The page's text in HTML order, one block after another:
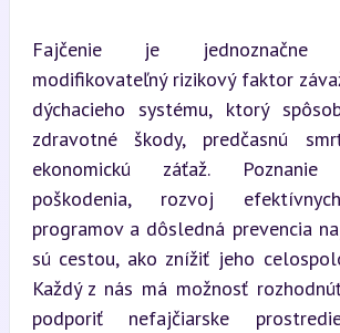
Fajčenie je jednoznačne
modifikovateľný rizikový faktor
dýchacieho systému, ktorý
zdravotné škody, predčasnú
ekonomickú záťaž. Poznanie
poškodenia, rozvoj
programov a dôsledná prevencia
sú cestou, ako znížiť jeho
Každý z nás má možnosť
podporiť nefajčiarske